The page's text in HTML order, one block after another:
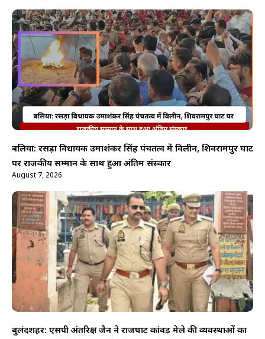
बलिया: रसड़ा विधायक उमाशंकर सिंह पंचतत्व में विलीन, शिवरामपुर घाट
पर राजकीय सम्मान के साथ हुआ अंतिम संस्कार
August 7, 2026
बुलंदशहर: एसपी अंतरिक्ष जैन ने राजघाट कांवड़ मेले की व्यवस्थाओं का